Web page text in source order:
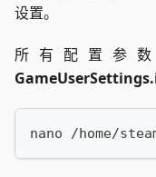
设置。
所有配置参
nano /home/